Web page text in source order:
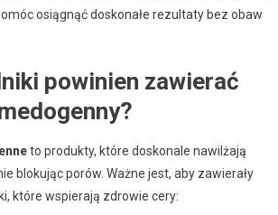
osiągnąć doskonałe rezultaty bez obaw
powinien zawierać
to produkty, które doskonale nawilżają
blokując porów. Ważne jest, aby zawierały
które wspierają zdrowie cery: